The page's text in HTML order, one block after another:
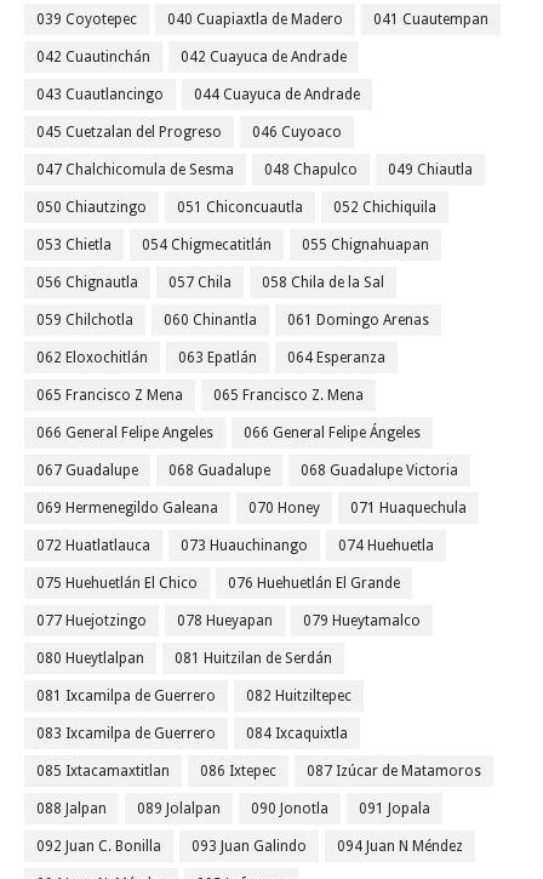
039 Coyotepec 040 Cuapiaxtla de Madero 041 Cuautempan
042 Cuautinchán 042 Cuayuca de Andrade
043 Cuautlancingo 044 Cuayuca de Andrade
045 Cuetzalan del Progreso 046 Cuyoaco
047 Chalchicomula de Sesma 048 Chapulco 049 Chiautla
050 Chiautzingo 051 Chiconcuautla 052 Chichiquila
053 Chietla 054 Chigmecatitlán 055 Chignahuapan
056 Chignautla 057 Chila 058 Chila de la Sal
059 Chilchotla 060 Chinantla 061 Domingo Arenas
062 Eloxochitlán 063 Epatlán 064 Esperanza
065 Francisco Z Mena 065 Francisco Z. Mena
066 General Felipe Angeles 066 General Felipe Ángeles
067 Guadalupe 068 Guadalupe 068 Guadalupe Victoria
069 Hermenegildo Galeana 070 Honey 071 Huaquechula
072 Huatlatlauca 073 Huauchinango 074 Huehuetla
075 Huehuetlán El Chico 076 Huehuetlán El Grande
077 Huejotzingo 078 Hueyapan 079 Hueytamalco
080 Hueytlalpan 081 Huitzilan de Serdán
081 Ixcamilpa de Guerrero 082 Huitziltepec
083 Ixcamilpa de Guerrero 084 Ixcaquixtla
085 Ixtacamaxtitlan 086 Ixtepec 087 Izúcar de Matamoros
088 Jalpan 089 Jolalpan 090 Jonotla 091 Jopala
092 Juan C. Bonilla 093 Juan Galindo 094 Juan N Méndez